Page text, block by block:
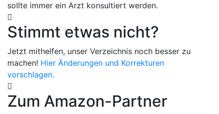
sollte immer ein Arzt konsultiert werden.
Stimmt etwas nicht?
Jetzt mithelfen, unser Verzeichnis noch besser zu
machen! Hier Änderungen und Korrekturen
vorschlagen.
Zum Amazon-Partner